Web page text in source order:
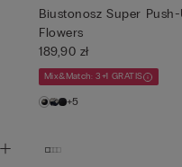
Biustonosz Super
Flowers
189,90 zł
Mix&Match: 3+1 GRATIS
+5